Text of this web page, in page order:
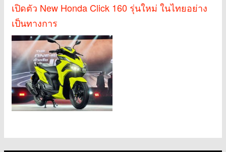
เปิดตัว New Honda Click 160 รุ่นใหม่ ในไทยอย่าง
เป็นทางการ